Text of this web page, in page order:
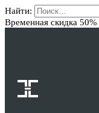
Найти:
Временная скидка 50%